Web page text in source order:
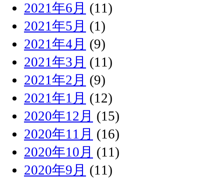
2021年6月 (11)
2021年5月 (1)
2021年4月 (9)
2021年3月 (11)
2021年2月 (9)
2021年1月 (12)
2020年12月 (15)
2020年11月 (16)
2020年10月 (11)
2020年9月 (11)